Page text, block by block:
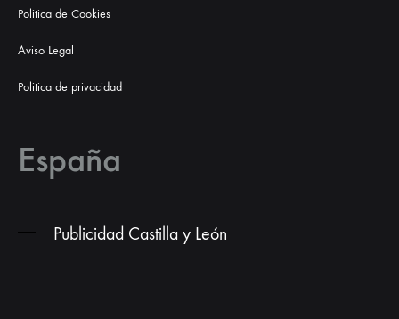
Politica de Cookies
Aviso Legal
Politica de privacidad
España
Publicidad Castilla y León